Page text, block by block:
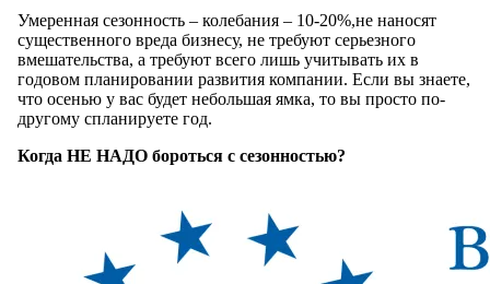
Умеренная сезонность – колебания – 10-20%,не наносят
существенного вреда бизнесу, не требуют серьезного
вмешательства, а требуют всего лишь учитывать их в
годовом планировании развития компании. Если вы знаете,
что осенью у вас будет небольшая ямка, то вы просто по-
другому спланируете год.
Когда НЕ НАДО бороться с сезонностью?